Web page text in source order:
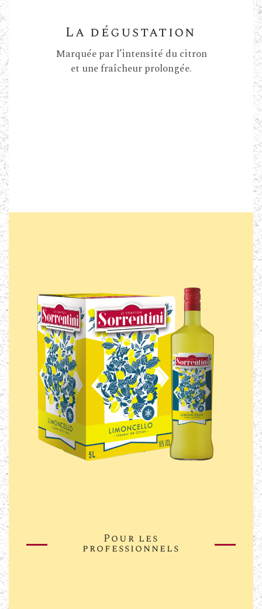
La dégustation
Marquée par l’intensité du citron
et une fraîcheur prolongée.
Pour les
professionnels